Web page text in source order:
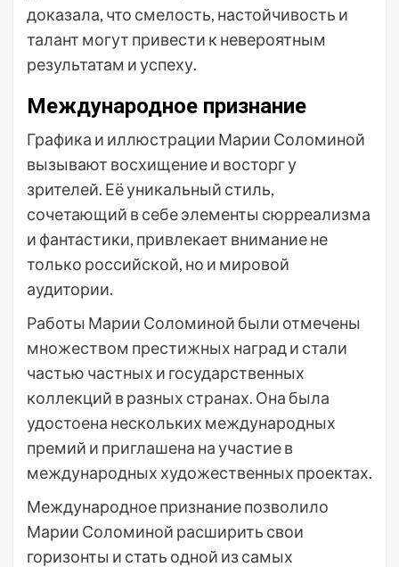
доказала, что смелость, настойчивость и
талант могут привести к невероятным
результатам и успеху.
Международное признание
Графика и иллюстрации Марии Соломиной
вызывают восхищение и восторг у
зрителей. Её уникальный стиль,
сочетающий в себе элементы сюрреализма
и фантастики, привлекает внимание не
только российской, но и мировой
аудитории.
Работы Марии Соломиной были отмечены
множеством престижных наград и стали
частью частных и государственных
коллекций в разных странах. Она была
удостоена нескольких международных
премий и приглашена на участие в
международных художественных проектах.
Международное признание позволило
Марии Соломиной расширить свои
горизонты и стать одной из самых